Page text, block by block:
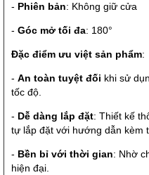
- Phiên bản: Không giữ cửa
- Góc mở tối đa: 180°
Đặc điểm ưu việt sản phẩm:
- An toàn tuyệt đối khi sử
tốc độ.
- Dễ dàng lắp đặt: Thiết kế
tự lắp đặt với hướng dẫn kèm
- Bền bỉ với thời gian: Nhờ
hiện đại.